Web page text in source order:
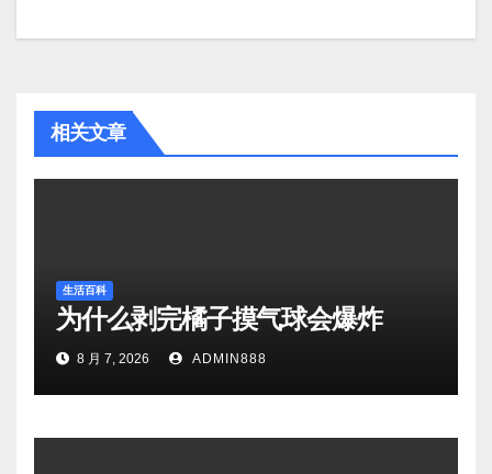
相关文章
生活百科
为什么剥完橘子摸气球会爆炸
8 月 7, 2026 ADMIN888